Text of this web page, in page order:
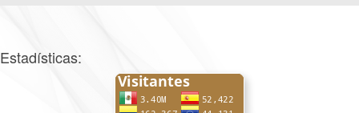
Estadísticas: